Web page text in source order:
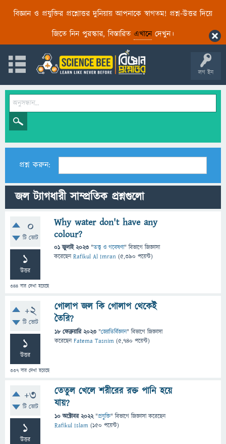
বিজ্ঞান ও প্রযুক্তির প্রশ্নোত্তর দুনিয়ায় আপনাকে স্বাগতম! প্রশ্ন-উত্তর দিয়ে
জিতে নিন পুরস্কার, বিস্তারিত এখানেদেখুন।
লগ ইন
প্রশ্ন করুন:
জল ট্যাগধারী সাম্প্রতিক প্রশ্নগুলো
0
টি ভোট
1
উত্তর
344 বার দেখা হয়েছে
Why water don't have any
colour?
01 জুলাই 2023 "তত্ত্ব ও গবেষণা" বিভাগে জিজ্ঞাসা
করেছেনRafikul Al Imran (5,390 পয়েন্ট)
+2
টি ভোট
1
উত্তর
337 বার দেখা হয়েছে
গোলাপ জল কি গোলাপ থেকেই
তৈরি?
18 ফেব্রুয়ারি 2023 "জ্যোতির্বিজ্ঞান" বিভাগে জিজ্ঞাসা
করেছেনFatema Tasnim (5,740 পয়েন্ট)
+3
টি ভোট
1
উত্তর
তেতুল খেলে শরীরের রক্ত পানি হয়ে
যায়?
10 অক্টোবর 2022 "প্রযুক্তি" বিভাগে জিজ্ঞাসাকরেছেন
Rafikul Islam (150 পয়েন্ট)